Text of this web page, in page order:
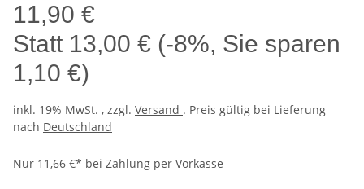
11,90 €
Statt 13,00 € (-8%, Sie sparen
1,10 €)
inkl. 19% MwSt. , zzgl. Versand . Preis gültig bei Lieferung
nach Deutschland
Nur 11,66 €* bei Zahlung per Vorkasse